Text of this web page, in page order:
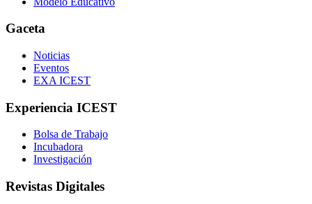
Gaceta
Noticias
Eventos
EXA ICEST
Experiencia ICEST
Bolsa de Trabajo
Incubadora
Investigación
Revistas Digitales